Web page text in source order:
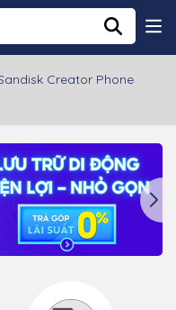
Creator Phone